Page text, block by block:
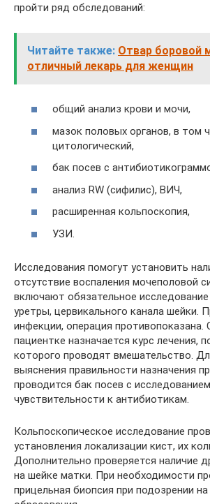
пройти ряд обследований:
Читайте также: Отвар боровой
отличный лекарь для женщин
общий анализ крови и мочи,
мазок половых органов, в том
цитологический,
бак посев с
анализ RW (сифилис), ВИЧ,
расширенная кольпоскопия,
УЗИ.
Исследования помогут установить
отсутствие воспаления мочеполовой
включают обязательное исследование
уретры, цервикального канала шейки.
инфекции, операция противопоказана.
пациентке назначается курс лечения,
которого проводят вмешательство.
выяснения правильности назначения
проводится бак посев с исследованием
чувствительности к антибиотикам.
Кольпоскопическое исследование
установления локализации кист, их
Дополнительно проверяется наличие
на шейке матки. При необходимости
прицельная биопсия при подозрении